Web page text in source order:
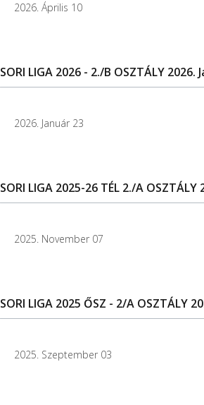
2026. Április 10
SORI LIGA 2026 - 2./B OSZTÁLY 2026.
2026. Január 23
SORI LIGA 2025-26 TÉL 2./A
2025. November 07
SORI LIGA 2025 ŐSZ - 2/A OSZTÁLY
2025. Szeptember 03